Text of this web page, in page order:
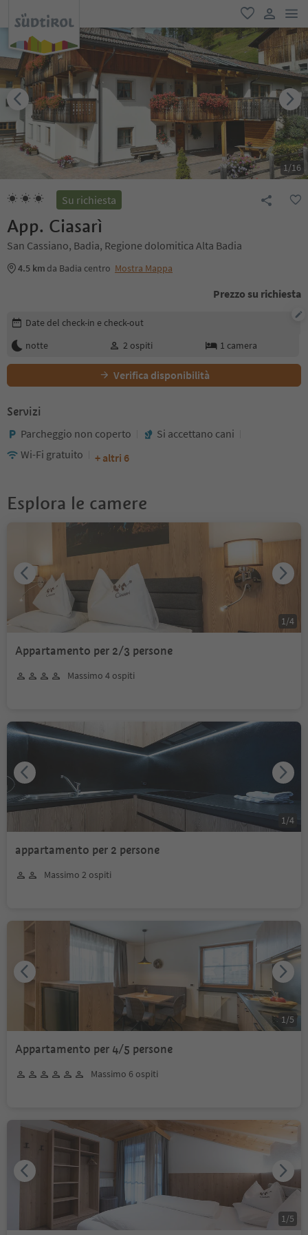
favoriti
user link
1/16
Su richiesta
App. Ciasarì
San Cassiano, Badia, Regione dolomitica Alta Badia
4.5 km da Badia centro Mostra Mappa
Prezzo su richiesta
Modifica i dettagli della prenotazione
Date del check-in e check-out
notte
2 ospiti 1 camera
Verifica disponibilità
Servizi
Parcheggio non coperto
Si accettano cani
Wi-Fi gratuito
+ altri 6
Esplora le camere
Appartamento per 2/3 persone
Massimo 4 ospiti
1/4
appartamento per 2 persone
Massimo 2 ospiti
1/4
Appartamento per 4/5 persone
Massimo 6 ospiti
1/5
1/5